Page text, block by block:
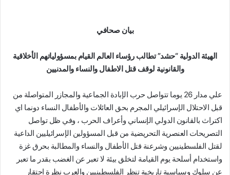
بيان صحافي
الهيئة الدولية “حشد” تطالب رؤساء العالم القيام بمسؤولياتهم الأخلاقية
والقانونية لوقف قتل الاطفال والنساء والمدنيين
علي مدار 26 يوما تتواصل حرب الإبادة الجماعية والمجازر المتواصلة من
قبل الاحتلال الإسرائيلي المجرم بحق العائلات والأطفال النساء دونما اي
اكتراث بالقانون الدولي الإنساني وأعراف الحرب ، وفي ظل تواصل
التصريحات العنصرية التحريضية من قبل المسؤولين الإسرائيليين الداعية
لقتل الفلسطينيين وشرعنة قتل الأطفال والنساء والمطالبة بحرق غزة
واستخدام أسلحة يوم القيامة لتخلق بيئة لا تعبر عن الغضب بقدر ما تعبر
عن سلوك وسياسية تاريخية تنظر الفلسطينيين والعرب نظرة احتقار